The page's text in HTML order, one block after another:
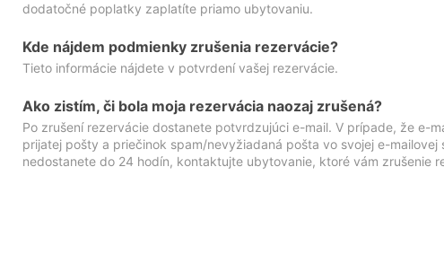
dodatočné poplatky zaplatíte priamo ubytovaniu.
Kde nájdem podmienky zrušenia rezervácie?
Tieto informácie nájdete v potvrdení vašej rezervácie.
Ako zistím, či bola moja rezervácia naozaj zrušená?
Po zrušení rezervácie dostanete potvrdzujúci e-mail. V prípade, že e-
prijatej pošty a priečinok spam/nevyžiadaná pošta vo svojej e-
nedostanete do 24 hodín, kontaktujte ubytovanie, ktoré vám zrušenie